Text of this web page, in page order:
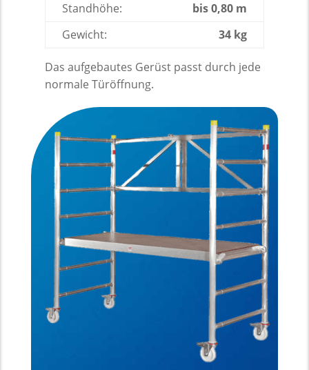
Standhöhe:
bis 0,80 m
Gewicht:
34 kg
Das aufgebautes Gerüst passt durch jede
normale Türöffnung.